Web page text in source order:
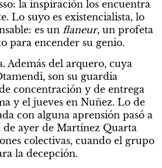
la inspiración los encuentra
Lo suyo es existencialista, lo
es un flaneur, un profeta
para encender su genio.
Además del arquero, cuya
son su guardia
concentración y de entrega
y el jueves en Nuñez. Lo de
con alguna aprensión pasó a
de ayer de Martínez Quarta
colectivas, cuando el grupo
la decepción.